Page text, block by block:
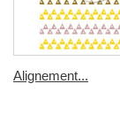
Alignement...